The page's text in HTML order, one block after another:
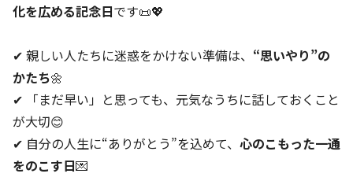
化を広める記念日です📜💖
✔ 親しい人たちに迷惑をかけない準備は、 “思いやり”の
かたち🌼
✔ 「まだ早い」と思っても、元気なうちに話しておくこと
が大切😊
✔ 自分の人生に“ありがとう”を込めて、 心のこもった一通
をのこす日💌